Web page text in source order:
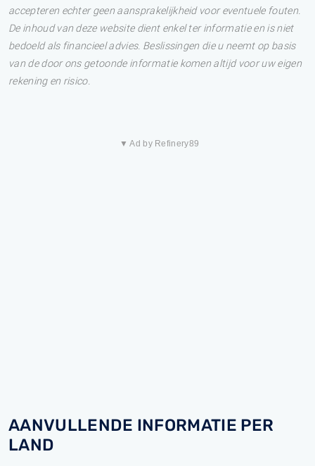
accepteren echter geen aansprakelijkheid voor eventuele fouten.
De inhoud van deze website dient enkel ter informatie en is niet
bedoeld als financieel advies. Beslissingen die u neemt op basis
van de door ons getoonde informatie komen altijd voor uw eigen
rekening en risico.
▼ Ad by Refinery89
AANVULLENDE INFORMATIE PER
LAND